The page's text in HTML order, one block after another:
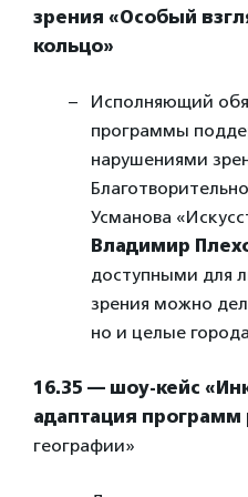
зрения «Особый
кольцо»
Исполняющий
программы
нарушениями
Усманова
Владимир
доступными для
зрения можно
но и целые
16.35 — шоу-кейс
адаптация программ
географии»